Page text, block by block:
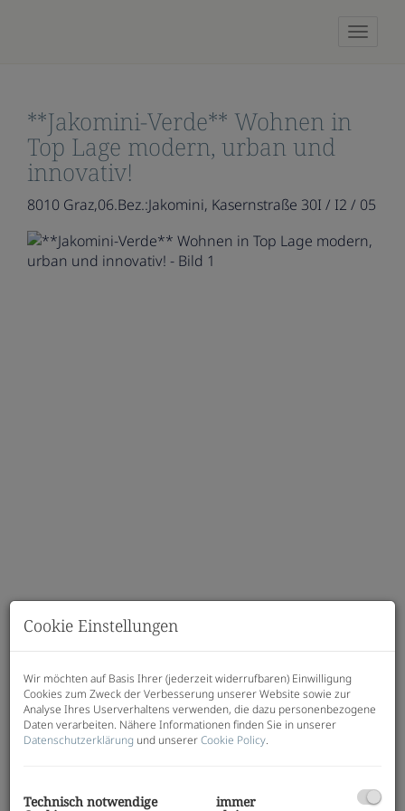
**Jakomini-Verde** Wohnen in
Top Lage modern, urban und
innovativ!
8010 Graz,06.Bez.:Jakomini, Kasernstraße 30I / I2 / 05
Beschreibung
JAKOMINI VERDE – Haus I
Modern, nachhaltig, effizient – Ihr neues Zuhause
Cookie Einstellungen
Wir möchten auf Basis Ihrer (jederzeit widerrufbaren) Einwilligung
Cookies zum Zweck der Verbesserung unserer Website sowie zur
Analyse Ihres Userverhaltens verwenden, die dazu personenbezogene
Daten verarbeiten. Nähere Informationen finden Sie in unserer
Datenschutzerklärung und unsererCookie Policy.
Technisch notwendige immer